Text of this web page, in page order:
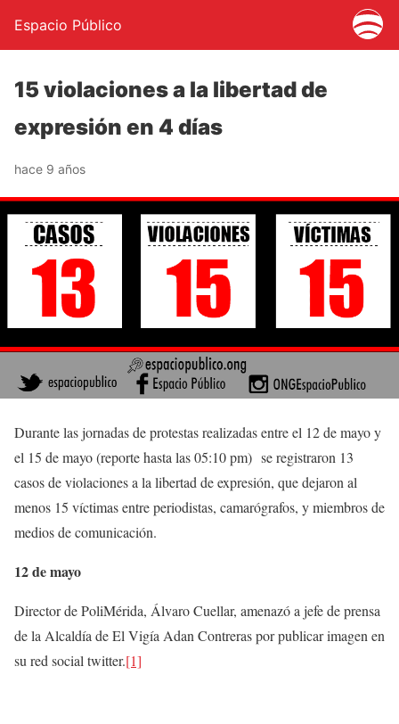
Espacio Público
15 violaciones a la libertad de
expresión en 4 días
hace 9 años
Durante las jornadas de protestas realizadas entre el 12 de mayo y
el 15 de mayo (reporte hasta las 05:10 pm) se registraron 13
casos de violaciones a la libertad de expresión, que dejaron al
menos 15 víctimas entre periodistas, camarógrafos, y miembros de
medios de comunicación.
12 de mayo
Director de PoliMérida, Álvaro Cuellar, amenazó a jefe de prensa
de la Alcaldía de El Vigía Adan Contreras por publicar imagen en
su red social twitter.[1]